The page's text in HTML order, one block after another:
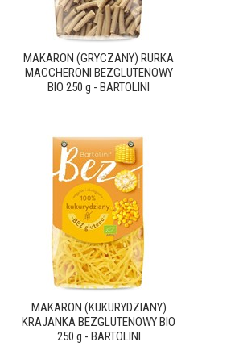
MAKARON (GRYCZANY) RURKA
MACCHERONI BEZGLUTENOWY
BIO 250 g - BARTOLINI
MAKARON (KUKURYDZIANY)
KRAJANKA BEZGLUTENOWY BIO
250 g - BARTOLINI